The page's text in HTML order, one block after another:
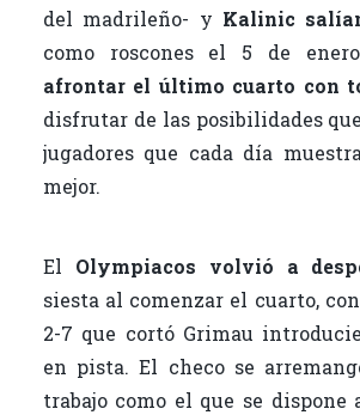
del madrileño- y Kalinic
como roscones el 5 de
afrontar el último cuarto con
disfrutar de las posibilidades
jugadores que cada día
mejor.
El Olympiacos volvió a
siesta al comenzar el cuarto,
2-7 que cortó Grimau
en pista. El checo se
trabajo como el que se dispone